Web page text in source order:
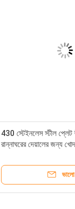
430 স্টেইনলেস স্টীল
রান্নাঘরের দেয়ালের জন্য
ভালো